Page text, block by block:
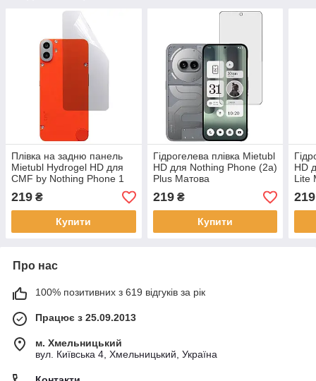
Плівка на задню панель
Mietubl Hydrogel HD для
CMF by Nothing Phone 1
219 ₴
Купити
Гідрогелева плівка Mietubl
HD для Nothing Phone (2a)
Plus Матова
219₴
Купити
HD
Lite
219
Про нас
100% позитивних з 619 відгуків за рік
Працює з 25.09.2013
м. Хмельницький
вул. Київська 4, Хмельницький, Україна